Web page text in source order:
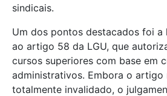
sindicais.
Um dos pontos destacados foi a
ao artigo 58 da LGU, que
cursos superiores com base em
administrativos. Embora o artigo
totalmente invalidado, o